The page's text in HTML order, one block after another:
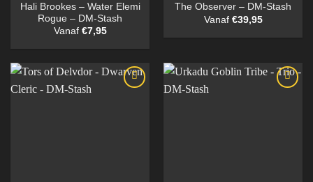
Hali Brookes – Water Elemi
Rogue – DM-Stash
Vanaf €7,95
The Observer – DM-Stash
Vanaf €39,95